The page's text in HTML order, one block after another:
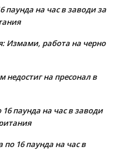
паунда на час в заводи за
Измами, работа на черно
недостиг на пресонал в
паунда на час в заводи
по 16 паунда на час в